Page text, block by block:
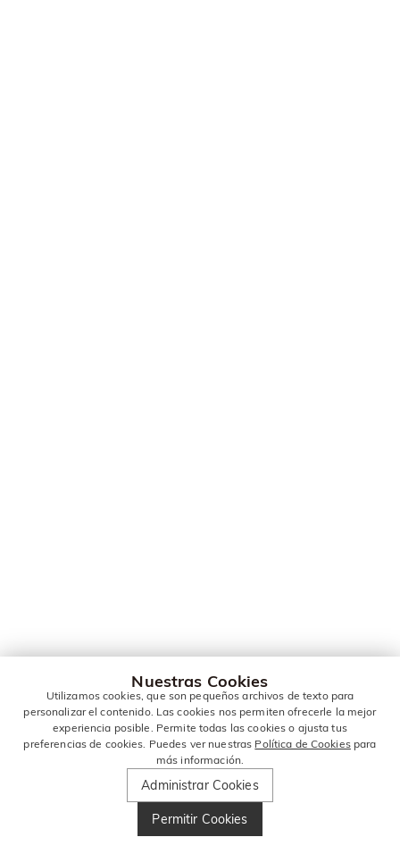
Nuestras Cookies
Utilizamos cookies, que son pequeños archivos de texto para
personalizar el contenido. Las cookies nos permiten ofrecerle la mejor
experiencia posible. Permite todas las cookies o ajusta tus
preferencias de cookies. Puedes ver nuestras Política de Cookiespara
más información.
Administrar Cookies
Permitir Cookies